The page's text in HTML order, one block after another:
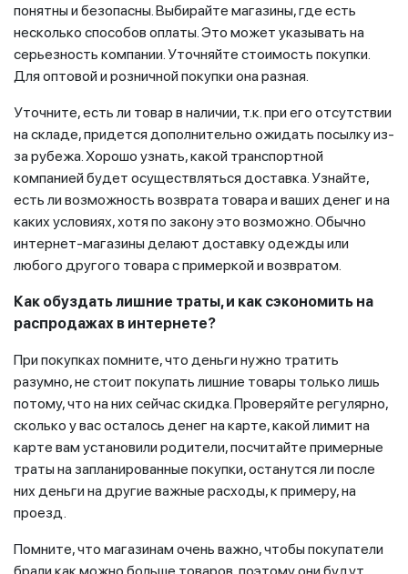
понятны и безопасны. Выбирайте магазины, где есть
несколько способов оплаты. Это может указывать на
серьезность компании. Уточняйте стоимость покупки.
Для оптовой и розничной покупки она разная.
Уточните, есть ли товар в наличии, т.к. при его отсутствии
на складе, придется дополнительно ожидать посылку из-
за рубежа. Хорошо узнать, какой транспортной
компанией будет осуществляться доставка. Узнайте,
есть ли возможность возврата товара и ваших денег и на
каких условиях, хотя по закону это возможно. Обычно
интернет-магазины делают доставку одежды или
любого другого товара с примеркой и возвратом.
Как обуздать лишние траты, и как сэкономить на
распродажах в интернете?
При покупках помните, что деньги нужно тратить
разумно, не стоит покупать лишние товары только лишь
потому, что на них сейчас скидка. Проверяйте регулярно,
сколько у вас осталось денег на карте, какой лимит на
карте вам установили родители, посчитайте примерные
траты на запланированные покупки, останутся ли после
них деньги на другие важные расходы, к примеру, на
проезд.
Помните, что магазинам очень важно, чтобы покупатели